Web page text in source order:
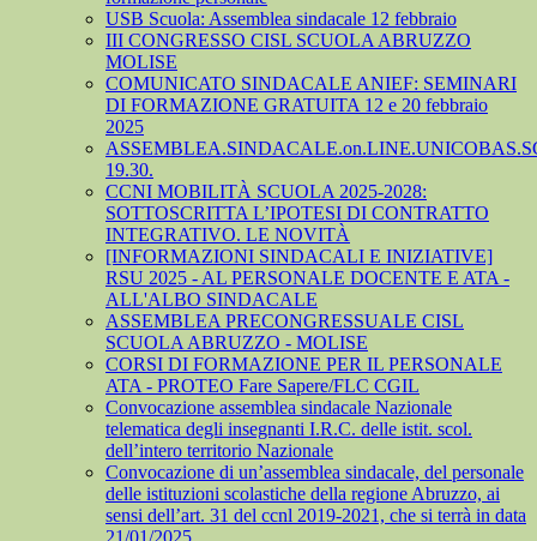
USB Scuola: Assemblea sindacale 12 febbraio
III CONGRESSO CISL SCUOLA ABRUZZO
MOLISE
COMUNICATO SINDACALE ANIEF: SEMINARI
DI FORMAZIONE GRATUITA 12 e 20 febbraio
2025
19.30.
CCNI MOBILITÀ SCUOLA 2025-2028:
SOTTOSCRITTA L’IPOTESI DI CONTRATTO
INTEGRATIVO. LE NOVITÀ
[INFORMAZIONI SINDACALI E INIZIATIVE]
RSU 2025 - AL PERSONALE DOCENTE E ATA -
ALL'ALBO SINDACALE
ASSEMBLEA PRECONGRESSUALE CISL
SCUOLA ABRUZZO - MOLISE
CORSI DI FORMAZIONE PER IL PERSONALE
ATA - PROTEO Fare Sapere/FLC CGIL
Convocazione assemblea sindacale Nazionale
telematica degli insegnanti I.R.C. delle istit. scol.
dell’intero territorio Nazionale
Convocazione di un’assemblea sindacale, del personale
delle istituzioni scolastiche della regione Abruzzo, ai
sensi dell’art. 31 del ccnl 2019-2021, che si terrà in data